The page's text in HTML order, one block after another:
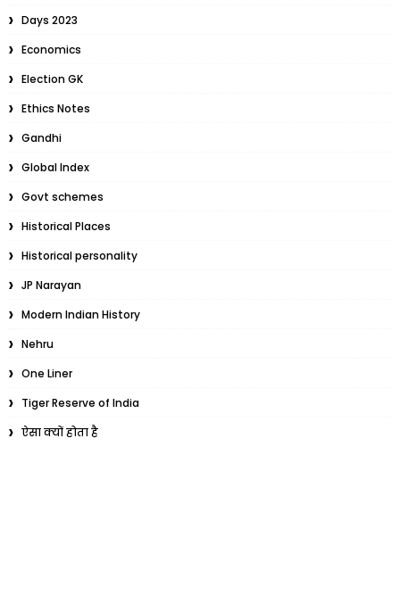
Days 2023
Economics
Election GK
Ethics Notes
Gandhi
Global Index
Govt schemes
Historical Places
Historical personality
JP Narayan
Modern Indian History
Nehru
One Liner
Tiger Reserve of India
ऐसा क्यों होता है